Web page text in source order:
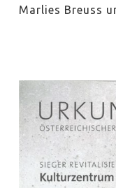
Marlies Breuss